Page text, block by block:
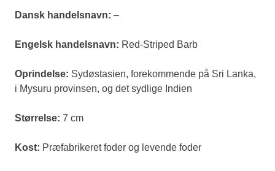
Dansk handelsnavn: –
Engelsk handelsnavn: Red-Striped Barb
Oprindelse: Sydøstasien, forekommende på Sri Lanka,
i Mysuru provinsen, og det sydlige Indien
Størrelse: 7 cm
Kost: Præfabrikeret foder og levende foder